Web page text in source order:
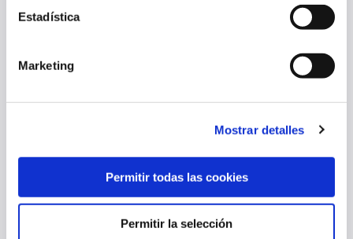
Estadística
Marketing
Mostrar detalles
Permitir todas las cookies
Permitir la selección
OSASUNA DESPLAZARÁ A 24 JUGADORES PARA MEDIRSE AL